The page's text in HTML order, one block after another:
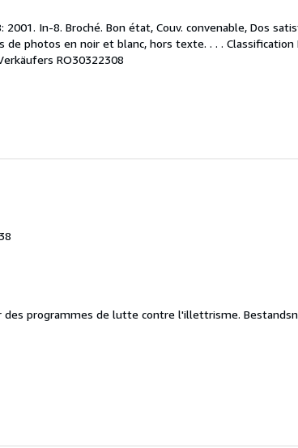
In-8. Broché. Bon état, Couv. convenable, Dos
photos en noir et blanc, hors texte. . . . Classification
RO30322308
des programmes de lutte contre l'illettrisme.